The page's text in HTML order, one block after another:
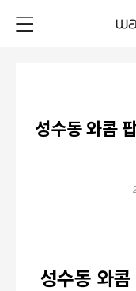
성수동 와콤
성수동 와